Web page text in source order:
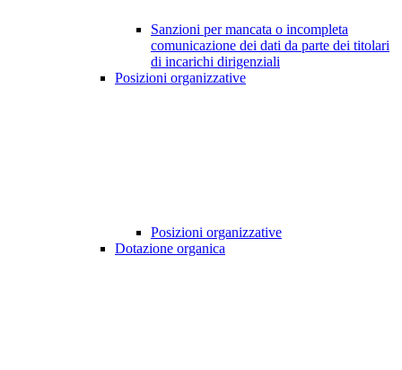
Sanzioni per mancata o incompleta
comunicazione dei dati da parte dei titolari
di incarichi dirigenziali
Posizioni organizzative
Posizioni organizzative
Dotazione organica